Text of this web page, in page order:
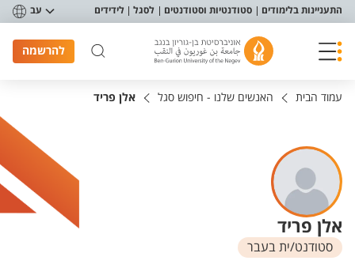
תפריט נגישות
התעניינות בלימודים סטודנטיות וסטודנטים לסגל לידידים עב
להרשמה
עמוד הבית האנשים שלנו - חיפוש סגל אלן פריד
אלן פריד
סטודנט/ית בעבר